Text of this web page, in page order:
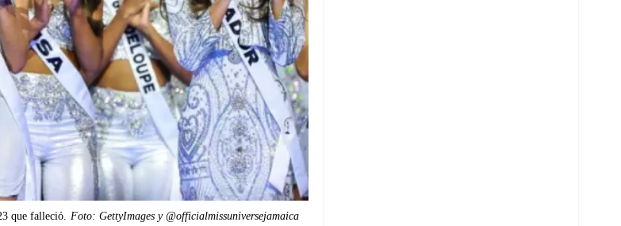
que falleció. Foto: GettyImages y @officialmissuniversejamaica